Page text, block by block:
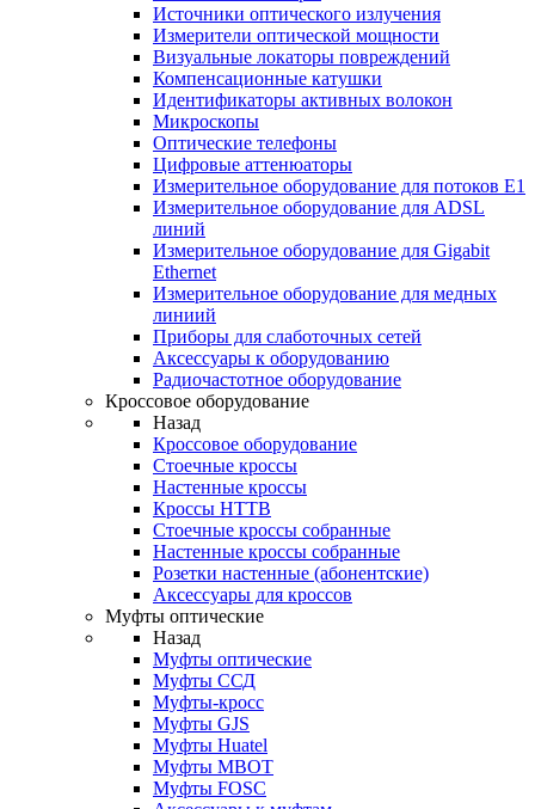
Источники оптического излучения
Измерители оптической мощности
Визуальные локаторы повреждений
Компенсационные катушки
Идентификаторы активных волокон
Микроскопы
Оптические телефоны
Цифровые аттенюаторы
Измерительное оборудование для потоков Е1
Измерительное оборудование для ADSL
линий
Измерительное оборудование для Gigabit
Ethernet
Измерительное оборудование для медных
линиий
Приборы для слаботочных сетей
Аксессуары к оборудованию
Радиочастотное оборудование
Кроссовое оборудование
Назад
Кроссовое оборудование
Стоечные кроссы
Настенные кроссы
Кроссы HTTB
Стоечные кроссы собранные
Настенные кроссы собранные
Розетки настенные (абонентские)
Аксессуары для кроссов
Муфты оптические
Назад
Муфты оптические
Муфты ССД
Муфты-кросс
Муфты GJS
Муфты Huatel
Муфты МВОТ
Муфты FOSC